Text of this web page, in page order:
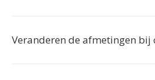
Veranderen de afmetingen bij